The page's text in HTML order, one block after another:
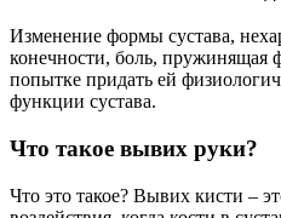
Изменение формы сустава,
конечности, боль, пружинящая
попытке придать ей
функции сустава.
Что такое вывих руки?
Что это такое? Вывих кисти –